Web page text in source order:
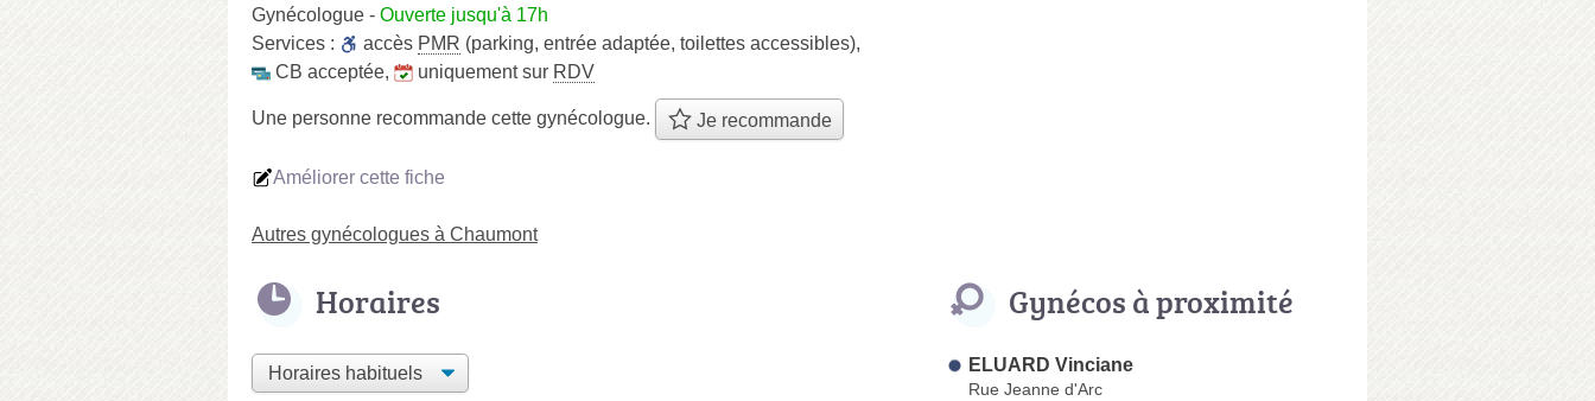
Gynécologue - Ouverte jusqu'à 17h
Services :
accès PMR (parking, entrée adaptée, toilettes accessibles),
CB acceptée, uniquement sur RDV
Une personne recommande cette gynécologue. Je recommande
Améliorer cette fiche
Autres gynécologues à Chaumont
Horaires Gynécos à proximité
ELUARD Vinciane
Rue Jeanne d'Arc